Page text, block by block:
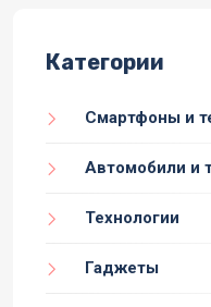
Категории
Смартфоны и
Автомобили и
Технологии
Гаджеты